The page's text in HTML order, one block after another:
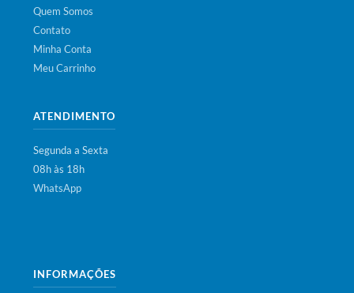
Quem Somos
Contato
Minha Conta
Meu Carrinho
ATENDIMENTO
Segunda a Sexta
08h às 18h
WhatsApp
INFORMAÇÕES